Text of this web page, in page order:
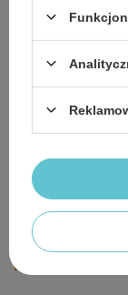
Status
Śledzenie
Chcę odstąpić
Kontakt
Konto
Przydatne